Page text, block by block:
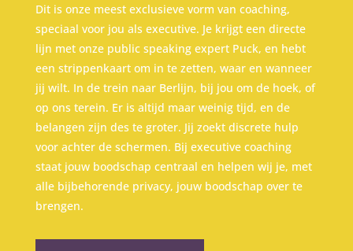
Dit is onze meest exclusieve vorm van coaching,
speciaal voor jou als executive. Je krijgt een directe
lijn met onze public speaking expert Puck, en hebt
een strippenkaart om in te zetten, waar en wanneer
jij wilt. In de trein naar Berlijn, bij jou om de hoek, of
op ons terein. Er is altijd maar weinig tijd, en de
belangen zijn des te groter. Jij zoekt discrete hulp
voor achter de schermen. Bij executive coaching
staat jouw boodschap centraal en helpen wij je, met
alle bijbehorende privacy, jouw boodschap over te
brengen.